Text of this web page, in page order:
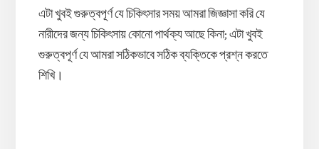
এটা খুবই গুরুত্বপূর্ণ যে চিকিৎসার সময় আমরা জিজ্ঞাসা করি যে
নারীদের জন্য চিকিৎসায় কোনো পার্থক্য আছে কিনা; এটা খুবই
গুরুত্বপূর্ণ যে আমরা সঠিকভাবে সঠিক ব্যক্তিকে প্রশ্ন করতে
শিখি।